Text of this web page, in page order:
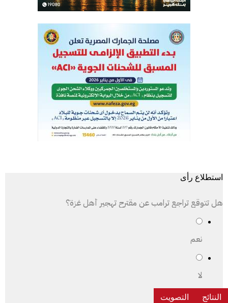
استطلاع رأى
هل تتوقع تراجع ترامب عن مقترح تهجير أهل غزة؟
نعم
لا